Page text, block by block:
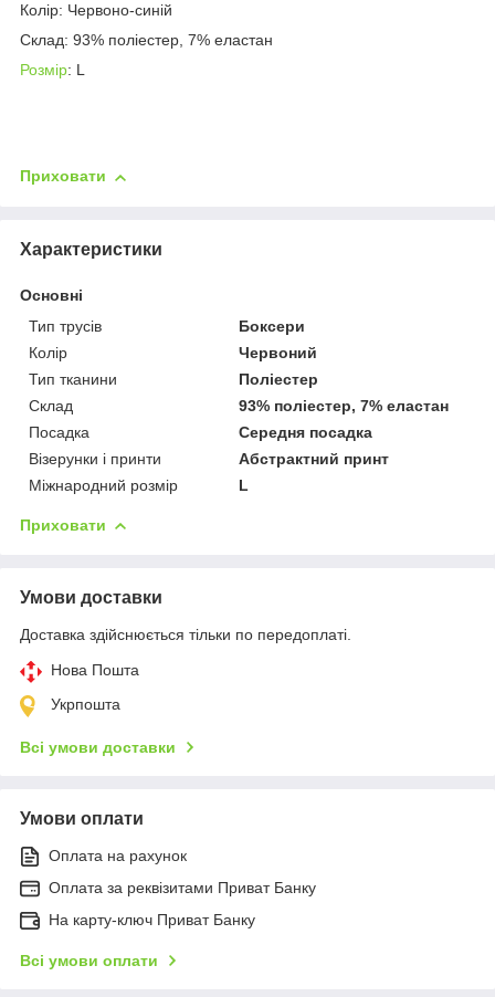
Колір: Червоно-синій
Склад: 93% поліестер, 7% еластан
Розмір: L
Приховати
Характеристики
Основні
Тип трусів
Боксери
Колір
Червоний
Тип тканини
Поліестер
Склад
93% поліестер, 7% еластан
Посадка
Середня посадка
Візерунки і принти
Абстрактний принт
Міжнародний розмір
L
Приховати
Умови доставки
Доставка здійснюється тільки по передоплаті.
Нова Пошта
Укрпошта
Всі умови доставки
Умови оплати
Оплата на рахунок
Оплата за реквізитами Приват Банку
На карту-ключ Приват Банку
Всі умови оплати